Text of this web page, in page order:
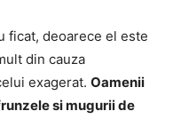
ficat, deoarece el este
din cauza
exagerat. Oamenii
si mugurii de